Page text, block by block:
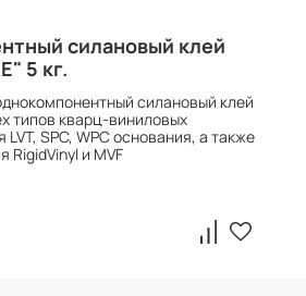
силановый клей
5 кг.
силановый клей
типов кварц-виниловых
SPC, WPC основания, а также
RigidVinyl и MVF